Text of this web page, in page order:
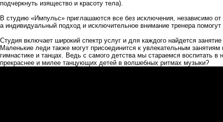
подчеркнуть изящество и красоту тела).
В студию «Импульс» приглашаются все без исключения, независимо
а индивидуальный подход и исключительное внимание тренера
Студия включает широкий спектр услуг и для каждого найдется
Маленькие леди также могут присоединится к увлекательным
гимнастике и танцах. Ведь с самого детства мы стараемся воспитать
прекраснее и милее танцующих детей в волшебных ритмах музыки?